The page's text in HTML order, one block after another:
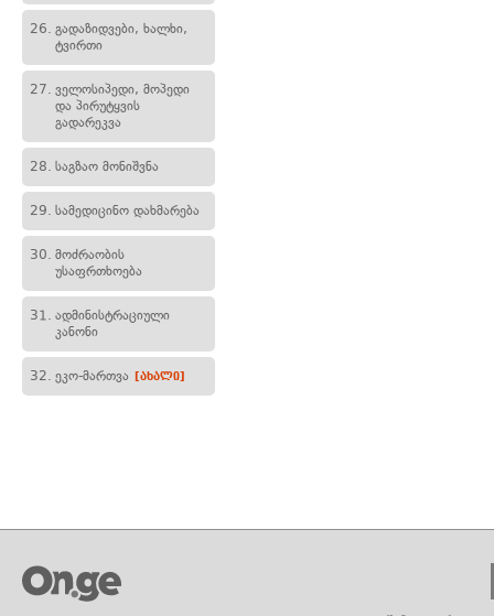
26. გადაზიდვები, ხალხი,
ტვირთი
27. ველოსიპედი, მოპედი
და პირუტყვის
გადარეკვა
28. საგზაო მონიშვნა
29. სამედიცინო დახმარება
30. მოძრაობის
უსაფრთხოება
31. ადმინისტრაციული
კანონი
32. ეკო-მართვა [ახალი]